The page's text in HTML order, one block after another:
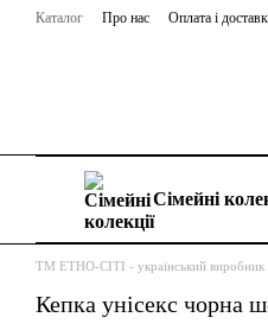
Перейти до основного контенту
Каталог Про нас Оплата і
Сімейні
ТМ ЕТНО-СІТІ - український виробник
Кепка унісекс чорна